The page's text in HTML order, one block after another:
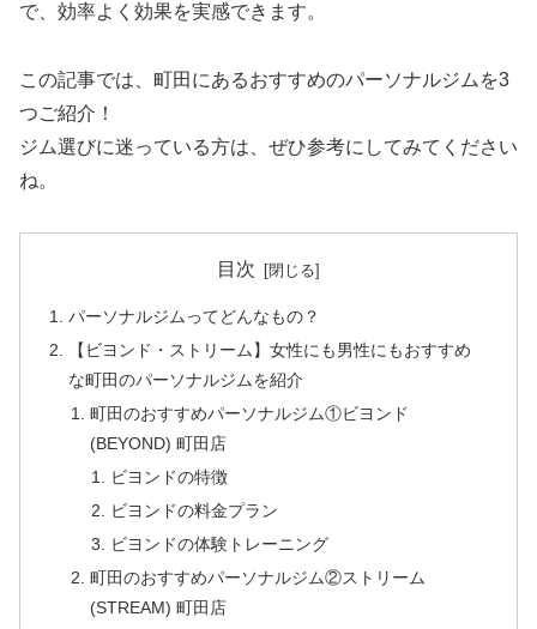
で、効率よく効果を実感できます。
この記事では、町田にあるおすすめのパーソナルジムを3
つご紹介！
ジム選びに迷っている方は、ぜひ参考にしてみてください
ね。
目次
パーソナルジムってどんなもの？
【ビヨンド・ストリーム】女性にも男性にもおすすめ
な町田のパーソナルジムを紹介
町田のおすすめパーソナルジム①ビヨンド
(BEYOND) 町田店
ビヨンドの特徴
ビヨンドの料金プラン
ビヨンドの体験トレーニング
町田のおすすめパーソナルジム②ストリーム
(STREAM) 町田店